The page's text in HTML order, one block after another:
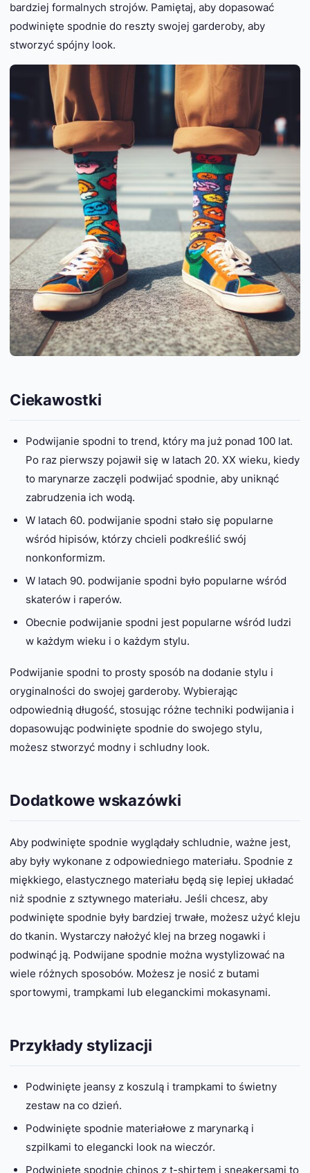
bardziej formalnych strojów. Pamiętaj, aby dopasować
podwinięte spodnie do reszty swojej garderoby, aby
stworzyć spójny look.
Ciekawostki
Podwijanie spodni to trend, który ma już ponad 100 lat.
Po raz pierwszy pojawił się w latach 20. XX wieku, kiedy
to marynarze zaczęli podwijać spodnie, aby uniknąć
zabrudzenia ich wodą.
W latach 60. podwijanie spodni stało się popularne
wśród hipisów, którzy chcieli podkreślić swój
nonkonformizm.
W latach 90. podwijanie spodni było popularne wśród
skaterów i raperów.
Obecnie podwijanie spodni jest popularne wśród ludzi
w każdym wieku i o każdym stylu.
Podwijanie spodni to prosty sposób na dodanie stylu i
oryginalności do swojej garderoby. Wybierając
odpowiednią długość, stosując różne techniki podwijania i
dopasowując podwinięte spodnie do swojego stylu,
możesz stworzyć modny i schludny look.
Dodatkowe wskazówki
Aby podwinięte spodnie wyglądały schludnie, ważne jest,
aby były wykonane z odpowiedniego materiału. Spodnie z
miękkiego, elastycznego materiału będą się lepiej układać
niż spodnie z sztywnego materiału. Jeśli chcesz, aby
podwinięte spodnie były bardziej trwałe, możesz użyć kleju
do tkanin. Wystarczy nałożyć klej na brzeg nogawki i
podwinąć ją. Podwijane spodnie można wystylizować na
wiele różnych sposobów. Możesz je nosić z butami
sportowymi, trampkami lub eleganckimi mokasynami.
Przykłady stylizacji
Podwinięte jeansy z koszulą i trampkami to świetny
zestaw na co dzień.
Podwinięte spodnie materiałowe z marynarką i
szpilkami to elegancki look na wieczór.
Podwinięte spodnie chinos z t-shirtem i sneakersami to